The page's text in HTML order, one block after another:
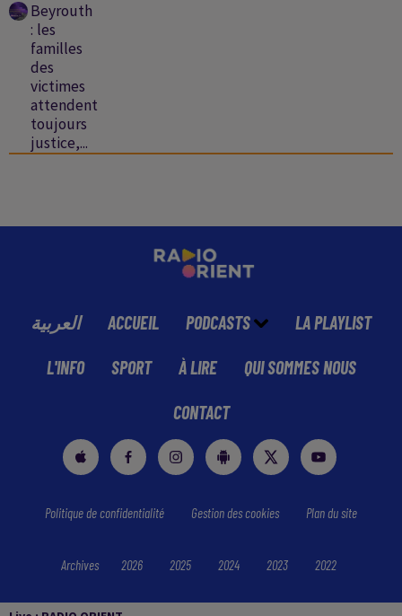
Beyrouth
: les
familles
des
victimes
attendent
toujours
justice,...
العربية ACCUEIL PODCASTS LA PLAYLIST
L'INFO SPORT À LIRE QUI SOMMES NOUS
CONTACT
Politique de confidentialité Gestion des cookies Plan du site
Archives 2026 2025 2024 2023 2022